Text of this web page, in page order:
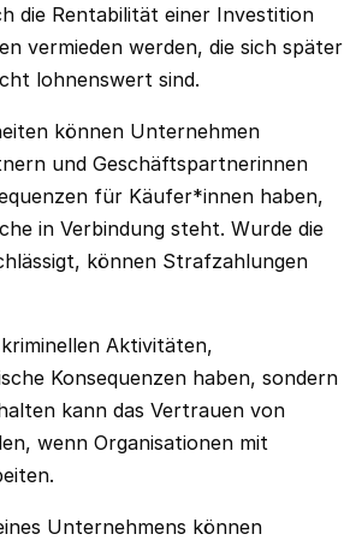
die Rentabilität einer Investition
vermieden werden, die sich später
lohnenswert sind.
können Unternehmen
und Geschäftspartnerinnen
für Käufer*innen haben,
in Verbindung steht. Wurde die
können Strafzahlungen
Aktivitäten,
Konsequenzen haben, sondern
kann das Vertrauen von
wenn Organisationen mit
Unternehmens können